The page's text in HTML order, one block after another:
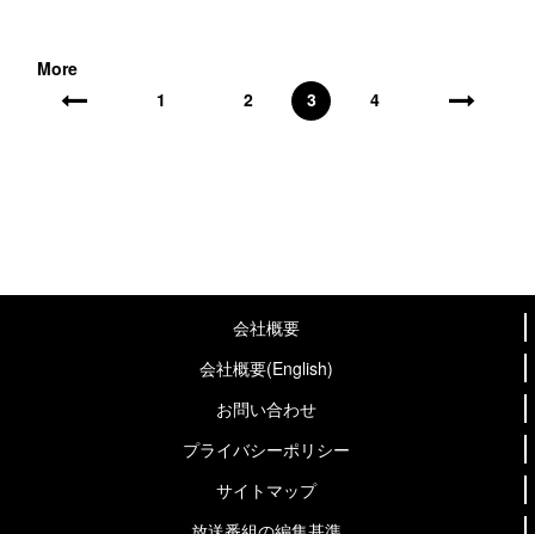
More
1
2 3 4
会社概要
会社概要(English)
お問い合わせ
プライバシーポリシー
サイトマップ